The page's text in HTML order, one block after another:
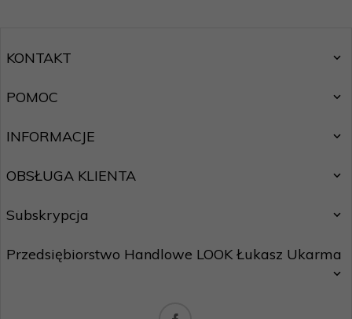
KONTAKT
POMOC
INFORMACJE
OBSŁUGA KLIENTA
Subskrypcja
Przedsiębiorstwo Handlowe LOOK Łukasz Ukarma